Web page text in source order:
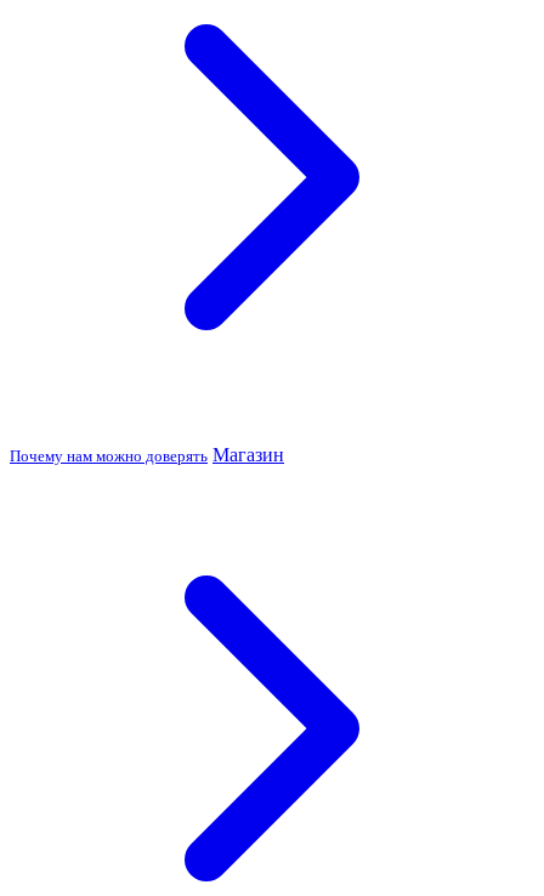
Почему нам можно доверять Магазин